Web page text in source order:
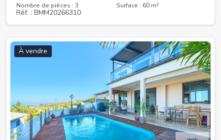
Nombre de pièces : 3 Surface : 60 m²
Réf. : BMM20266310
À vendre